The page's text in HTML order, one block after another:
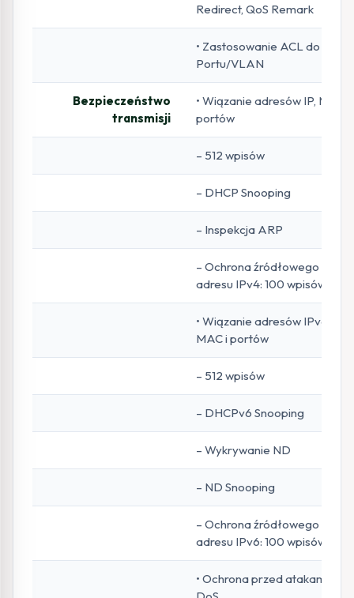
Redirect, QoS Remark
• Zastosowanie ACL do
Portu/VLAN
Bezpieczeństwo
transmisji
• Wiązanie adresów IP, MAC i
portów
– 512 wpisów
– DHCP Snooping
– Inspekcja ARP
– Ochrona źródłowego
adresu IPv4: 100 wpisów
• Wiązanie adresów IPv6,
MAC i portów
– 512 wpisów
– DHCPv6 Snooping
– Wykrywanie ND
– ND Snooping
– Ochrona źródłowego
adresu IPv6: 100 wpisów
• Ochrona przed atakami